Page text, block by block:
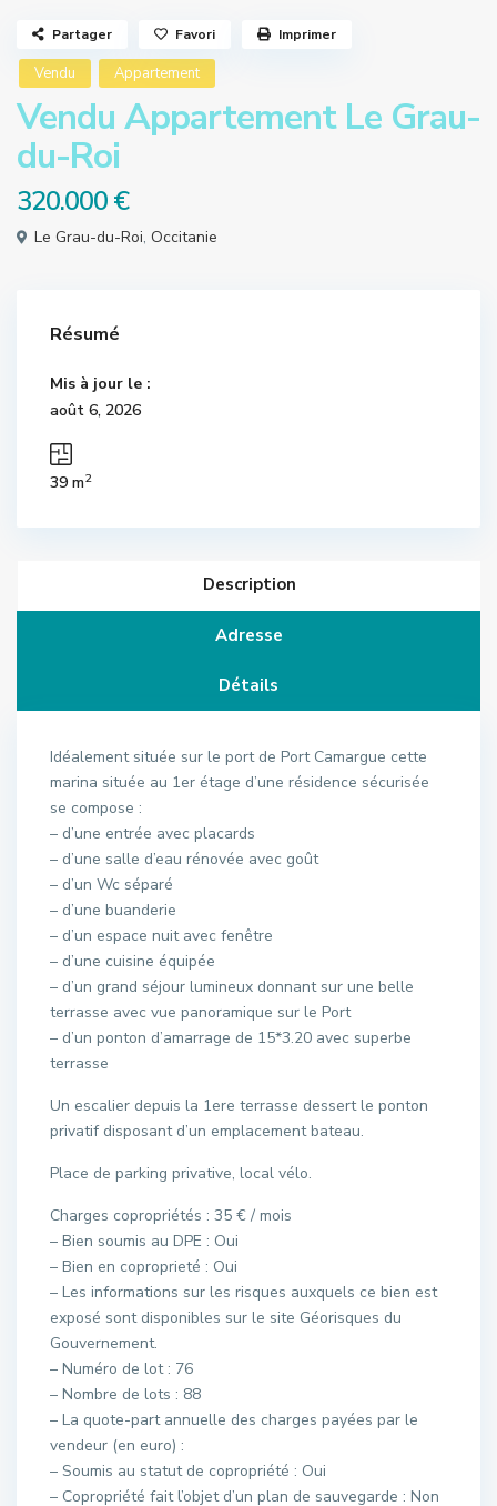
Vendu Appartement
Vendu Appartement Le Grau-
du-Roi
320.000 €
Le Grau-du-Roi, Occitanie
Partager Favori Imprimer
Résumé
Mis à jour le :
août 6, 2026
39 m2
Description
Adresse
Détails
Idéalement située sur le port de Port Camargue cette
marina située au 1er étage d’une résidence sécurisée
se compose :
– d’une entrée avec placards
– d’une salle d’eau rénovée avec goût
– d’un Wc séparé
– d’une buanderie
– d’un espace nuit avec fenêtre
– d’une cuisine équipée
– d’un grand séjour lumineux donnant sur une belle
terrasse avec vue panoramique sur le Port
– d’un ponton d’amarrage de 15*3.20 avec superbe
terrasse
Un escalier depuis la 1ere terrasse dessert le ponton
privatif disposant d’un emplacement bateau.
Place de parking privative, local vélo.
Charges copropriétés : 35 € / mois
– Bien soumis au DPE : Oui
– Bien en coproprieté : Oui
– Les informations sur les risques auxquels ce bien est
exposé sont disponibles sur le site Géorisques du
Gouvernement.
– Numéro de lot : 76
– Nombre de lots : 88
– La quote-part annuelle des charges payées par le
vendeur (en euro) :
– Soumis au statut de copropriété : Oui
– Copropriété fait l’objet d’un plan de sauvegarde : Non